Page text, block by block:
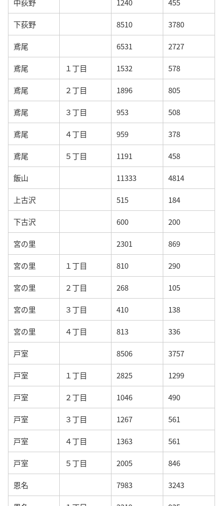
中荻野 1240 455
下荻野 8510 3780
鳶尾 6531 2727
鳶尾 １丁目 1532 578
鳶尾 ２丁目 1896 805
鳶尾 ３丁目 953 508
鳶尾 ４丁目 959 378
鳶尾 ５丁目 1191 458
飯山 11333 4814
上古沢 515 184
下古沢 600 200
宮の里 2301 869
宮の里 １丁目 810 290
宮の里 ２丁目 268 105
宮の里 ３丁目 410 138
宮の里 ４丁目 813 336
戸室 8506 3757
戸室 １丁目 2825 1299
戸室 ２丁目 1046 490
戸室 ３丁目 1267 561
戸室 ４丁目 1363 561
戸室 ５丁目 2005 846
恩名 7983 3243